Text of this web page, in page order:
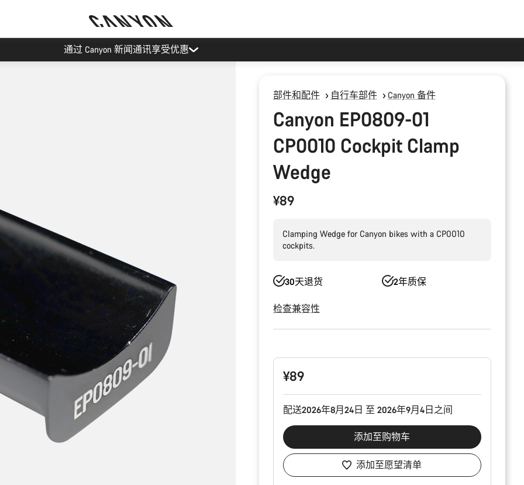
通过 Canyon 新闻通讯享受优惠
部件和配件 自行车部件 Canyon 备件
Canyon EP0809-01
CP0010 Cockpit Clamp
Wedge
¥89
Clamping Wedge for Canyon bikes with a CP0010
cockpits.
30天退货 2年质保
检查兼容性
配
¥89
配送2026年8月24日 至 2026年9月4日之间
添加至购物车
添加至愿望清单